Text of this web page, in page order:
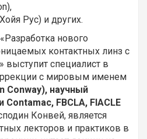
Рус) и других.
нового
контактных линз с
выступит специалист в
с мировым именем
Conway), научный
Contamac, FBCLA, FIACLE
Конвей, является
лекторов и практиков в